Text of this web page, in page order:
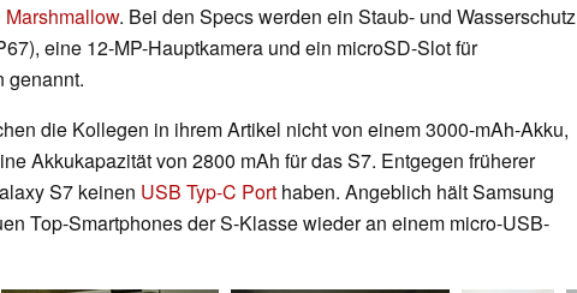
. Bei den Specs werden ein Staub- und Wasserschutz
eine 12-MP-Hauptkamera und ein microSD-Slot für
genannt.
die Kollegen in ihrem Artikel nicht von einem 3000-mAh-Akku,
Akkukapazität von 2800 mAh für das S7. Entgegen früherer
S7 keinen USB Typ-C Port haben. Angeblich hält Samsung
Top-Smartphones der S-Klasse wieder an einem micro-USB-